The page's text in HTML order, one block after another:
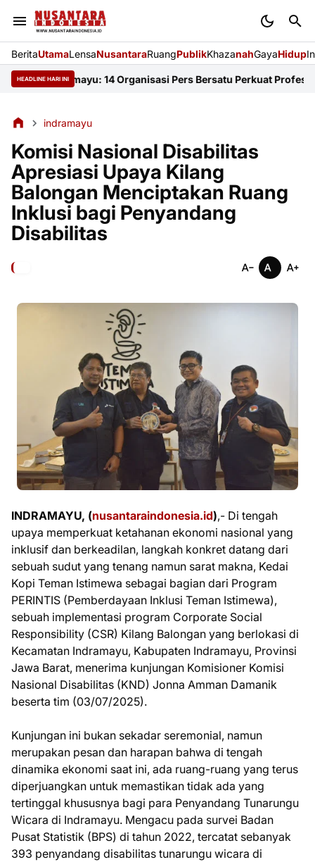
BeritaUtamaLensaNusantaraRuangPublikKhazanahGayaHidup
HEADLINE HARI INI
Indramayu: 14 Organisasi Pers Bersatu Perkuat
indramayu
Komisi Nasional Disabilitas
Apresiasi Upaya Kilang
Balongan Menciptakan Ruang
Inklusi bagi Penyandang
Disabilitas
INDRAMAYU, (nusantaraindonesia.id),- Di tengah
upaya memperkuat ketahanan ekonomi nasional yang
inklusif dan berkeadilan, langkah konkret datang dari
sebuah sudut yang tenang namun sarat makna, Kedai
Kopi Teman Istimewa sebagai bagian dari Program
PERINTIS (Pemberdayaan Inklusi Teman Istimewa),
sebuah implementasi program Corporate Social
Responsibility (CSR) Kilang Balongan yang berlokasi di
Kecamatan Indramayu, Kabupaten Indramayu, Provinsi
Jawa Barat, menerima kunjungan Komisioner Komisi
Nasional Disabilitas (KND) Jonna Amman Damanik
beserta tim (03/07/2025).
Kunjungan ini bukan sekadar seremonial, namun
merupakan pesan dan harapan bahwa di tengah
dinamika ekonomi saat ini, ada ruang-ruang yang terus
diperjuangkan untuk memastikan tidak ada yang
tertinggal khususnya bagi para Penyandang Tunarungu
Wicara di Indramayu. Mengacu pada survei Badan
Pusat Statistik (BPS) di tahun 2022, tercatat sebanyak
393 penyandang disabilitas tunarungu wicara di